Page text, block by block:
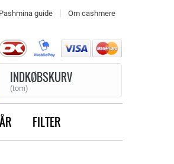
Pashmina guide Om cashmere
INDKØBSKURV
(tom)
FILTER